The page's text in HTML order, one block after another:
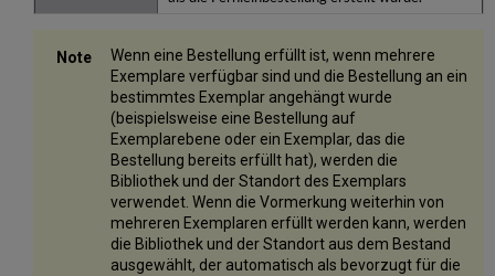
Wenn eine Bestellung erfüllt ist, wenn mehrere
Exemplare verfügbar sind und die Bestellung an ein
bestimmtes Exemplar angehängt wurde
(beispielsweise eine Bestellung auf
Exemplarebene oder ein Exemplar, das die
Bestellung bereits erfüllt hat), werden die
Bibliothek und der Standort des Exemplars
verwendet. Wenn die Vormerkung weiterhin von
mehreren Exemplaren erfüllt werden kann, werden
die Bibliothek und der Standort aus dem Bestand
ausgewählt, der automatisch als bevorzugt für die